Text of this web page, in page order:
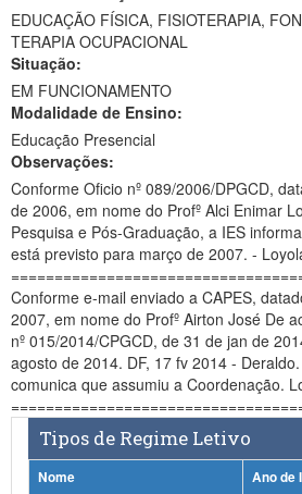
Ministério da Ciência, Tecnologia, Inovações e
Ministério do Meio Ambiente
Ministério do Turismo
Ministério do Desenvolvimento Regional
Ministério da Mulher, da Família e dos Direitos
Secretaria-Geral
Gabinete de Segurança Institucional
Advocacia-Geral da União
Banco Central do Brasil
Planalto
EDUCAÇÃO FÍSICA, FISIOTERAPIA,
TERAPIA OCUPACIONAL
Situação:
EM FUNCIONAMENTO
Modalidade de Ensino:
Educação Presencial
Observações:
Conforme Oficio nº 089/2006/DPGCD,
de 2006, em nome do Profº Alci Enimar Loeck - Pró-Reitor de
Pesquisa e Pós-Graduação, a IES
está previsto para março de 2007. -
Conforme e-mail enviado a CAPES,
2007, em nome do Profº Airton José De acordo com o doc OFicio
nº 015/2014/CPGCD, de 31 de jan de
agosto de 2014. DF, 17 fv 2014 - Deraldo. Rombaldi, onde V.Sª,
comunica que assumiu a Coordenação.
Tipos de Regime Letivo
Nome
Ano de